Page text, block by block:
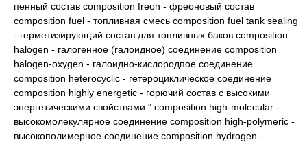
пенный состав composition freon - фреоновый состав
composition fuel - топливная смесь composition fuel tank sealing
- герметизирующий состав для топливных баков composition
halogen - галогенное (галоидное) соединение composition
halogen-oxygen - галоидно-кислородпое соединение
composition heterocyclic - гетероциклическое соединение
composition highly energetic - горючий состав с высокими
энергетическими свойствами " composition high-molecular -
высокомолекулярное соединение composition high-polymeric -
высокополимерное соединение composition hydrogen-